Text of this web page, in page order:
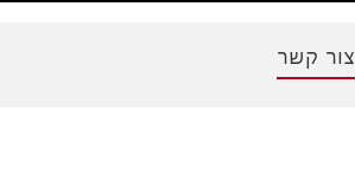
צור קשר